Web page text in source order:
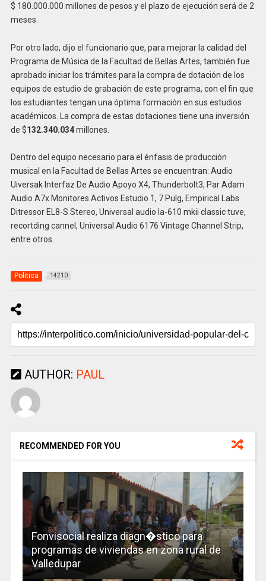
$ 180.000.000 millones de pesos y el plazo de ejecución será de 2
meses.
Por otro lado, dijo el funcionario que, para mejorar la calidad del
Programa de Música de la Facultad de Bellas Artes, también fue
aprobado iniciar los trámites para la compra de dotación de los
equipos de estudio de grabación de este programa, con el fin que
los estudiantes tengan una óptima formación en sus estudios
académicos. La compra de estas dotaciones tiene una inversión
de $132.340.034millones.
Dentro del equipo necesario para el énfasis de producción
musical en la Facultad de Bellas Artes se encuentran: Audio
Uiversak Interfaz De Audio Apoyo X4, Thunderbolt3, Par Adam
Audio A7x Monitores Activos Estudio 1, 7 Pulg, Empirical Labs
Ditressor EL8-S Stereo, Universal audio la-610 mkii classic tuve,
recortding cannel, Universal Audio 6176 Vintage Channel Strip,
entre otros.
Politica 14210
AUTHOR: PAUL
RECOMMENDED FOR YOU
Fonvisocial realiza diagn�stico para
programas de viviendas en zona rural de
Valledupar